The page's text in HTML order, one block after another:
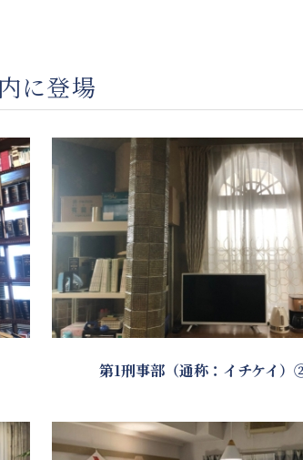
に登場
第1刑事部（通称：イチケイ